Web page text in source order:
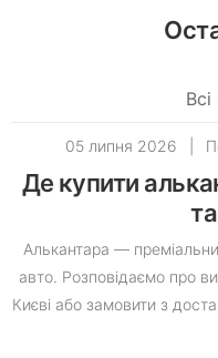
Всі
05 липня 2026
Де купити
Алькантара —
авто. Розповідаємо про
Києві або замовити з